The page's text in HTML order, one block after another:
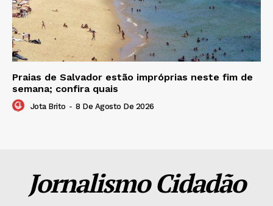
Praias de Salvador estão impróprias neste fim de
semana; confira quais
Jota Brito - 8 De Agosto De 2026
Jornalismo Cidadão